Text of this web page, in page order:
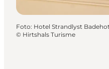
Foto: Hotel Strandlyst
© Hirtshals Turisme